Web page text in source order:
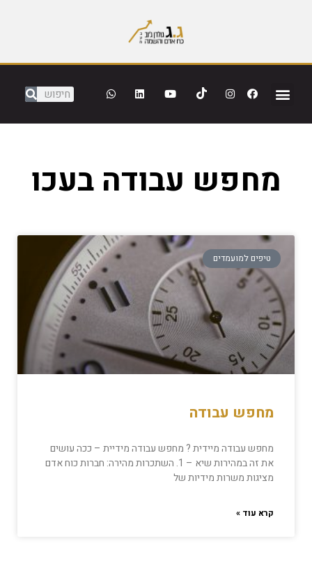
מחפש עבודה בעכו
טיפים למועמדים
מחפש עבודה
מחפש עבודה מיידית ? מחפש עבודה מידיית – ככה עושים
את זה במהירות שיא – 1. השתכרות מהירה: חברות כוח אדם
מציגות משרות מידיות של
קרא עוד »